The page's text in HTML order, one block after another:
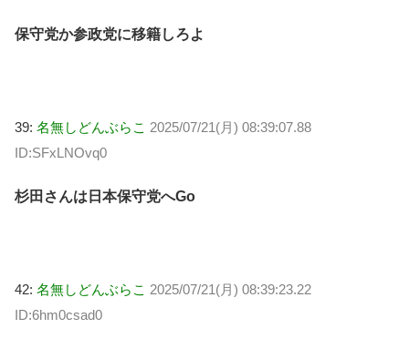
保守党か参政党に移籍しろよ
39: 名無しどんぶらこ 2025/07/21(月) 08:39:07.88
ID:SFxLNOvq0
杉田さんは日本保守党へGo
42: 名無しどんぶらこ 2025/07/21(月) 08:39:23.22
ID:6hm0csad0